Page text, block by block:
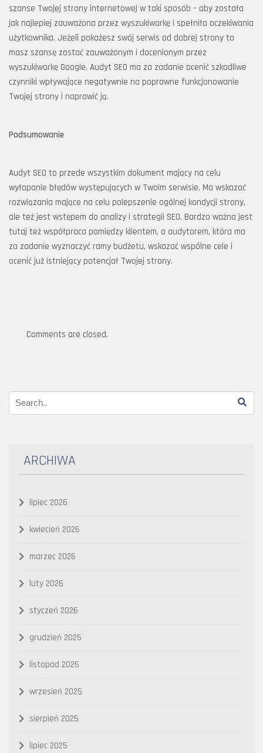
szanse Twojej strony internetowej w taki sposób – aby została
jak najlepiej zauważona przez wyszukiwarkę i spełniła oczekiwania
użytkownika. Jeżeli pokażesz swój serwis od dobrej strony to
masz szansę zostać zauważonym i docenionym przez
wyszukiwarkę Google. Audyt SEO ma za zadanie ocenić szkodliwe
czynniki wpływające negatywnie na poprawne funkcjonowanie
Twojej strony i naprawić ją.
Podsumowanie
Audyt SEO to przede wszystkim dokument mający na celu
wyłapanie błędów występujących w Twoim serwisie. Ma wskazać
rozwiązania mające na celu polepszenie ogólnej kondycji strony,
ale też jest wstępem do analizy i strategii SEO. Bardzo ważna jest
tutaj też współpraca pomiędzy klientem, a audytorem, która ma
za zadanie wyznaczyć ramy budżetu, wskazać wspólne cele i
ocenić już istniejący potencjał Twojej strony.
Comments are closed.
ARCHIWA
lipiec 2026
kwiecień 2026
marzec 2026
luty 2026
styczeń 2026
grudzień 2025
listopad 2025
wrzesień 2025
sierpień 2025
lipiec 2025